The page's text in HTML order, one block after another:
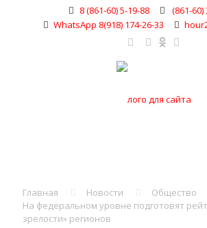
8 (861-60) 5-19-88
(861-60)
WhatsApp 8(918) 174-26-33
Главная Новости
Общество
На федеральном уровне подготовят
зрелости» регионов